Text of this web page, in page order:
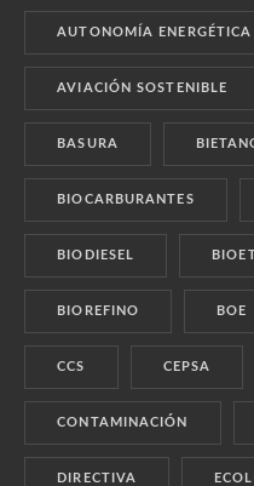
AUTONOMÍA ENERGÉTICA
AVIACIÓN SOSTENIBLE
BASURA
BIOCARBURANTES
BIODIESEL
BIOREFINO BOE
CCS CEPSA
CONTAMINACIÓN
DIRECTIVA